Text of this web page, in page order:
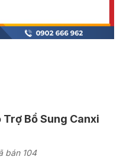
Bổ Sung Canxi
bán 104